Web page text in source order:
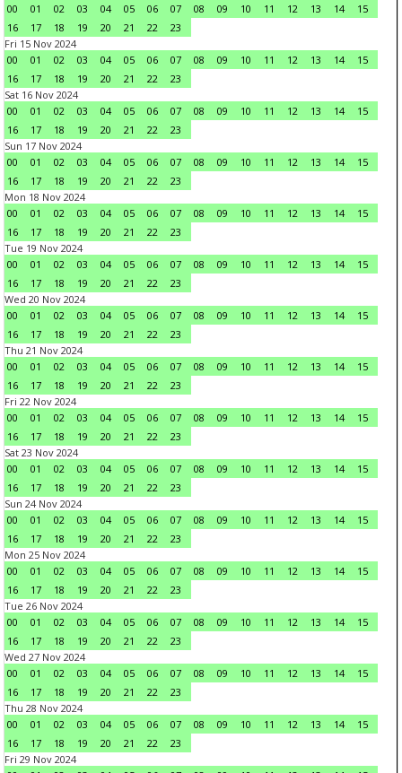
00
01 02 03 04 05 06 07 08 09 10 11 12 13 14
15
16
17 18 19 20 21 22
23
Fri 15 Nov 2024
00
01 02 03 04 05 06 07 08 09 10 11 12 13 14
15
16
17 18 19 20 21 22
23
Sat 16 Nov 2024
00
01 02 03 04 05 06 07 08 09 10 11 12 13 14
15
16
17 18 19 20 21 22
23
Sun 17 Nov 2024
00
01 02 03 04 05 06 07 08 09 10 11 12 13 14
15
16
17 18 19 20 21 22
23
Mon 18 Nov 2024
00
01 02 03 04 05 06 07 08 09 10 11 12 13 14
15
16
17 18 19 20 21 22
23
Tue 19 Nov 2024
00
01 02 03 04 05 06 07 08 09 10 11 12 13 14
15
16
17 18 19 20 21 22
23
Wed 20 Nov 2024
00
01 02 03 04 05 06 07 08 09 10 11 12 13 14
15
16
17 18 19 20 21 22
23
Thu 21 Nov 2024
00
01 02 03 04 05 06 07 08 09 10 11 12 13 14
15
16
17 18 19 20 21 22
23
Fri 22 Nov 2024
00
01 02 03 04 05 06 07 08 09 10 11 12 13 14
15
16
17 18 19 20 21 22
23
Sat 23 Nov 2024
00
01 02 03 04 05 06 07 08 09 10 11 12 13 14
15
16
17 18 19 20 21 22
23
Sun 24 Nov 2024
00
01 02 03 04 05 06 07 08 09 10 11 12 13 14
15
16
17 18 19 20 21 22
23
Mon 25 Nov 2024
00
01 02 03 04 05 06 07 08 09 10 11 12 13 14
15
16
17 18 19 20 21 22
23
Tue 26 Nov 2024
00
01 02 03 04 05 06 07 08 09 10 11 12 13 14
15
16
17 18 19 20 21 22
23
Wed 27 Nov 2024
00
01 02 03 04 05 06 07 08 09 10 11 12 13 14
15
16
17 18 19 20 21 22
23
Thu 28 Nov 2024
00
01 02 03 04 05 06 07 08 09 10 11 12 13 14
15
16
17 18 19 20 21 22
23
Fri 29 Nov 2024